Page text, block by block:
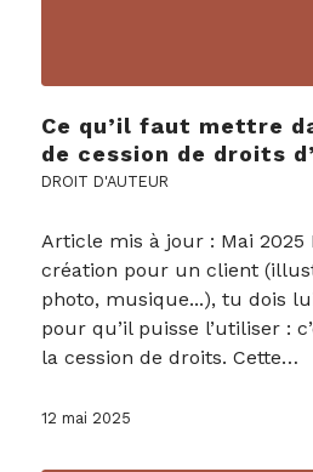
Ce qu’il faut mettre
de cession de droits
DROIT D'AUTEUR
Article mis à jour : Mai
création pour un client
photo, musique...), tu dois
pour qu’il puisse l’utiliser :
la cession de droits. Cette…
12 mai 2025